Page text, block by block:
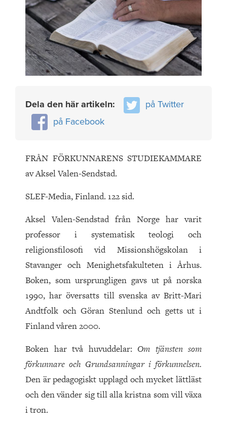
Dela den här artikeln:
på Twitter
på Facebook
FRÅN FÖRKUNNARENS STUDIEKAMMARE
av Aksel Valen-Sendstad.
SLEF-Media, Finland. 122 sid.
Aksel Valen-Sendstad från Norge har varit
professor i systematisk teologi och
religionsfilosofi vid Missionshögskolan i
Stavanger och Menighetsfakulteten i Århus.
Boken, som ursprungligen gavs ut på norska
1990, har översatts till svenska av Britt-Mari
Andtfolk och Göran Stenlund och getts ut i
Finland våren 2000.
Boken har två huvuddelar: Om tjänsten som
förkunnare och Grundsanningar i förkunnelsen.
Den är pedagogiskt upplagd och mycket lättläst
och den vänder sig till alla kristna som vill växa
i tron.